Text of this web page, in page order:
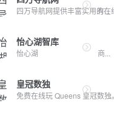
体育新闻和赛事报道，主要有...
四万导航网提供丰富实用的
AI工具集，帮助您轻松处理商...
怡心湖智库
怡心湖
皇冠数独
免费在线玩 Queens 皇冠数